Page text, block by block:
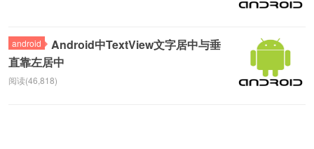
android
Android中TextView文字居中与垂
直靠左居中
阅读(46,818)